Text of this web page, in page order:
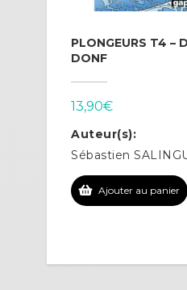
PLONGEURS T4 –
DONF
13,90€
Auteur(s):
Sébastien
Ajouter au panier